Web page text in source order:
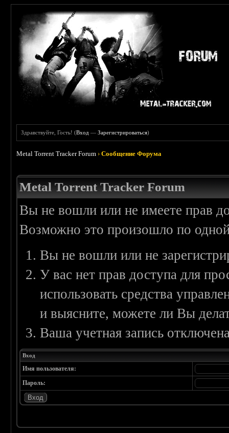
Здравствуйте, Гость! (Вход —Зарегистрироваться)
Metal Torrent Tracker Forum ›Сообщение Форума
Metal Torrent Tracker Forum
Вы не вошли или не имеете прав
Возможно это произошло по
Вы не вошли или не
У вас нет прав доступа для
использовать средства
и выясните, можете ли Вы
Ваша учетная запись
Вход
Имя пользователя:
Пароль: